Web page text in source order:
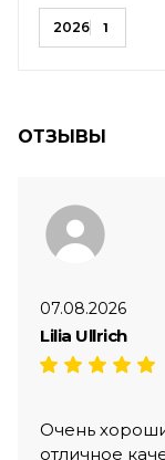
2026 1
ОТЗЫВЫ
07.08.2026
Lilia Ullrich
Очень
отличное